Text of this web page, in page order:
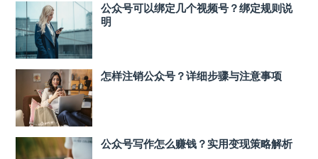
公众号可以绑定几个视频号？绑定规则说
明
怎样注销公众号？详细步骤与注意事项
公众号写作怎么赚钱？实用变现策略解析